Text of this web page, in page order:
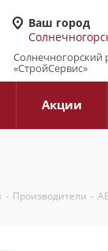
Ваш город
Солнечногорский
«СтройСервис»
Акции
- Производители -